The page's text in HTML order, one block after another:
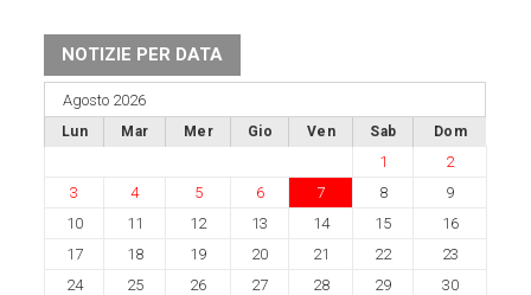
NOTIZIE PER DATA
Agosto 2026
Lun Mar Mer Gio Ven Sab Dom
1
2
3
4 5 6 7 8
9
10
11 12 13 14 15
16
17
18 19 20 21 22
23
24
25 26 27 28 29
30